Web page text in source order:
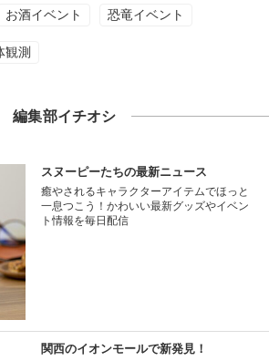
お酒イベント 恐竜イベント
観測
編集部イチオシ
スヌーピーたちの最新ニュース
癒やされるキャラクターアイテムでほっと
一息つこう！かわいい最新グッズやイベン
ト情報を毎日配信
関西のイオンモールで新発見！